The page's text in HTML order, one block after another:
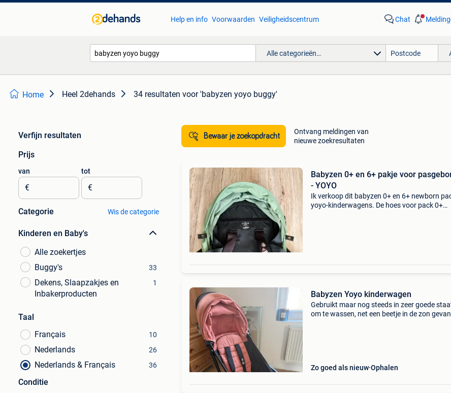
Help en info Voorwaarden Veiligheidscentrum Chat
Alle categorieën…
Home Heel 2dehands 34 resultaten voor 'babyzen yoyo buggy'
Verfijn resultaten
Prijs
van
€
tot
€
Categorie Wis de categorie
Kinderen en Baby's
Alle zoekertjes
Buggy's
33
Dekens, Slaapzakjes en
Inbakerproducten
1
Taal
Français
10
Nederlands 26
Nederlands & Français 36
Conditie
Bewaar je zoekopdracht
Ontvang meldingen van
nieuwe zoekresultaten
Babyzen 0+ en 6+ pakje voor
- YOYO
Ik verkoop dit babyzen 0+ en 6+ newborn
yoyo-kinderwagens. De hoes voor pack 0+
Babyzen Yoyo kinderwagen
Gebruikt maar nog steeds in zeer goede
om te wassen, net een beetje in de zon
Zo goed als nieuw Ophalen